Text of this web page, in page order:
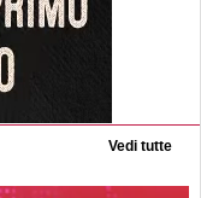
Vedi tutte